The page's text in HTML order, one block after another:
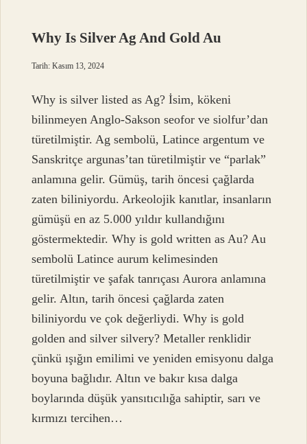
Why Is Silver Ag And Gold Au
Tarih: Kasım 13, 2024
Why is silver listed as Ag? İsim, kökeni
bilinmeyen Anglo-Sakson seofor ve siolfur’dan
türetilmiştir. Ag sembolü, Latince argentum ve
Sanskritçe argunas’tan türetilmiştir ve “parlak”
anlamına gelir. Gümüş, tarih öncesi çağlarda
zaten biliniyordu. Arkeolojik kanıtlar, insanların
gümüşü en az 5.000 yıldır kullandığını
göstermektedir. Why is gold written as Au? Au
sembolü Latince aurum kelimesinden
türetilmiştir ve şafak tanrıçası Aurora anlamına
gelir. Altın, tarih öncesi çağlarda zaten
biliniyordu ve çok değerliydi. Why is gold
golden and silver silvery? Metaller renklidir
çünkü ışığın emilimi ve yeniden emisyonu dalga
boyuna bağlıdır. Altın ve bakır kısa dalga
boylarında düşük yansıtıcılığa sahiptir, sarı ve
kırmızı tercihen…